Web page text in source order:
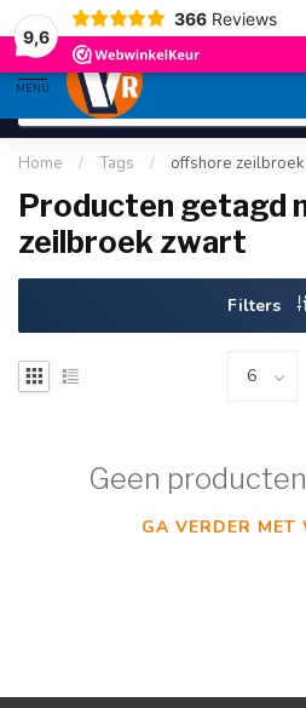
9,6
366 Reviews
gratis verzending>80,-
MENU
Home / Tags / offshore
Producten getagd
zeilbroek zwart
Filters
Geen
GA VERDER MET